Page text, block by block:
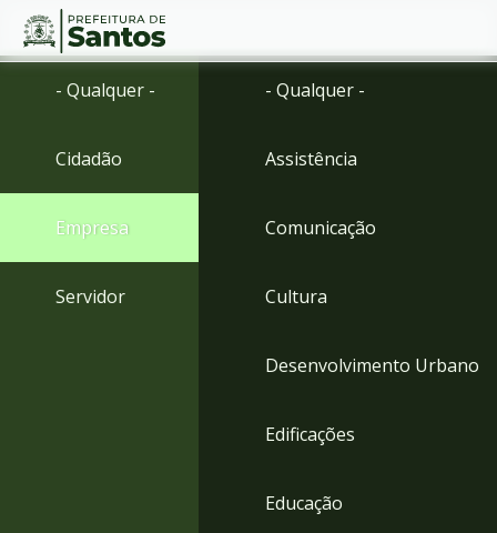
Ir
Ir
menu
Conteúdo
- Qualquer -
Cidadão
Empresa
Servidor
- Qualquer -
Assistência
Comunicação
Cultura
Desenvolvimento Urbano
Edificações
Educação